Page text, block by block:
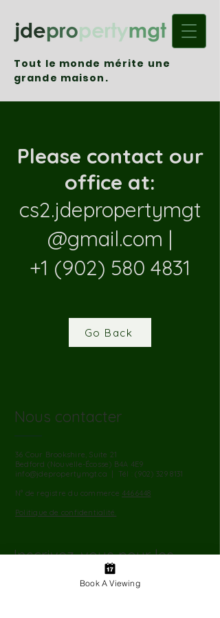
Tout le monde mérite une
grande maison.
Please contact our
office at:
cs2.jdepropertymgt
@gmail.com |
+1 (902) 580 4831
Go Back
Nous contacter
36 Cour Brookshire, Suite 21
Bedford (Nouvelle-Écosse) B4A 4E9
info@jdepropertymgt.ca | Tél :(902) 329 8131
N° de registre du commerce 4466448
Politique de confidentialité.
Inscrivez-vous pour les
Book A Viewing